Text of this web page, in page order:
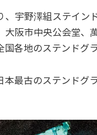
宇野澤組ステイン
阪市中央公会堂、
各地のステンドグ
最古のステンドグ